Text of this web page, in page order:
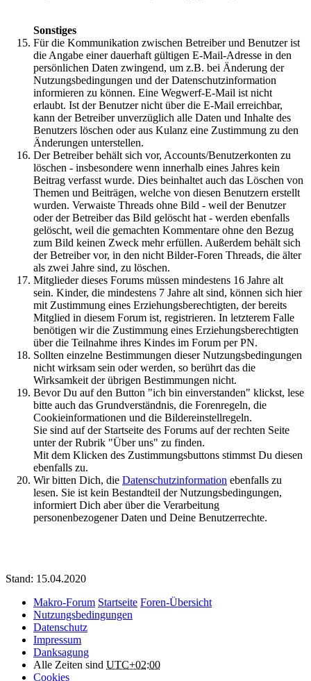
Sonstiges
Für die Kommunikation zwischen Betreiber und Benutzer ist
die Angabe einer dauerhaft gültigen E-Mail-Adresse in den
persönlichen Daten zwingend, um z.B. bei Änderung der
Nutzungsbedingungen und der Datenschutzinformation
informieren zu können. Eine Wegwerf-E-Mail ist nicht
erlaubt. Ist der Benutzer nicht über die E-Mail erreichbar,
kann der Betreiber unverzüglich alle Daten und Inhalte des
Benutzers löschen oder aus Kulanz eine Zustimmung zu den
Änderungen unterstellen.
Der Betreiber behält sich vor, Accounts/Benutzerkonten zu
löschen - insbesondere wenn innerhalb eines Jahres kein
Beitrag verfasst wurde. Dies beinhaltet auch das Löschen von
Themen und Beiträgen, welche von diesen Benutzern erstellt
wurden. Verwaiste Threads ohne Bild - weil der Benutzer
oder der Betreiber das Bild gelöscht hat - werden ebenfalls
gelöscht, weil die gemachten Kommentare ohne den Bezug
zum Bild keinen Zweck mehr erfüllen. Außerdem behält sich
der Betreiber vor, in den nicht Bilder-Foren Threads, die älter
als zwei Jahre sind, zu löschen.
Mitglieder dieses Forums müssen mindestens 16 Jahre alt
sein. Kinder, die mindestens 7 Jahre alt sind, können sich hier
mit Zustimmung eines Erziehungsberechtigten, der bereits
Mitglied in diesem Forum ist, registrieren. In letzterem Falle
benötigen wir die Zustimmung eines Erziehungsberechtigten
über die Teilnahme ihres Kindes im Forum per PN.
Sollten einzelne Bestimmungen dieser Nutzungsbedingungen
nicht wirksam sein oder werden, so berührt das die
Wirksamkeit der übrigen Bestimmungen nicht.
Bevor Du auf den Button "ich bin einverstanden" klickst, lese
bitte auch das Grundverständnis, die Forenregeln, die
Cookieinformationen und die Bildereinstellregeln.
Sie sind auf der Startseite des Forums auf der rechten Seite
unter der Rubrik "Über uns" zu finden.
Mit dem Klicken des Zustimmungsbuttons stimmst Du diesen
ebenfalls zu.
Wir bitten Dich, die Datenschutzinformation ebenfalls zu
lesen. Sie ist kein Bestandteil der Nutzungsbedingungen,
informiert Dich aber über die Verarbeitung
personenbezogener Daten und Deine Benutzerrechte.
Stand: 15.04.2020
Makro-Forum Startseite Foren-Übersicht
Nutzungsbedingungen
Datenschutz
Impressum
Danksagung
Alle Zeiten sind UTC+02:00
Cookies